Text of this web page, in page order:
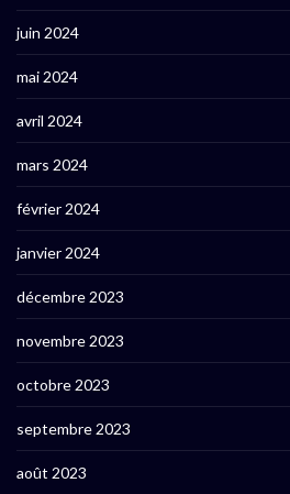
juin 2024
mai 2024
avril 2024
mars 2024
février 2024
janvier 2024
décembre 2023
novembre 2023
octobre 2023
septembre 2023
août 2023